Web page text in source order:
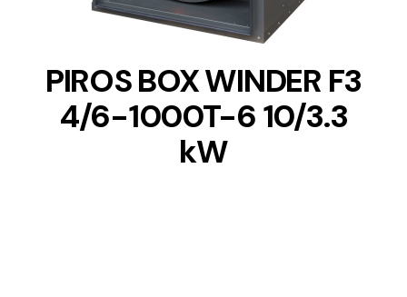
PIROS BOX WINDER F3
4/6-1000T-6 10/3.3
kW